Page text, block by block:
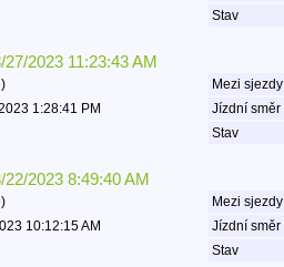
Stav
2023 11:23:43 AM
Mezi sjezdy
1:28:41 PM Jízdní směr
Stav
2023 8:49:40 AM
Mezi sjezdy
10:12:15 AM Jízdní směr
Stav